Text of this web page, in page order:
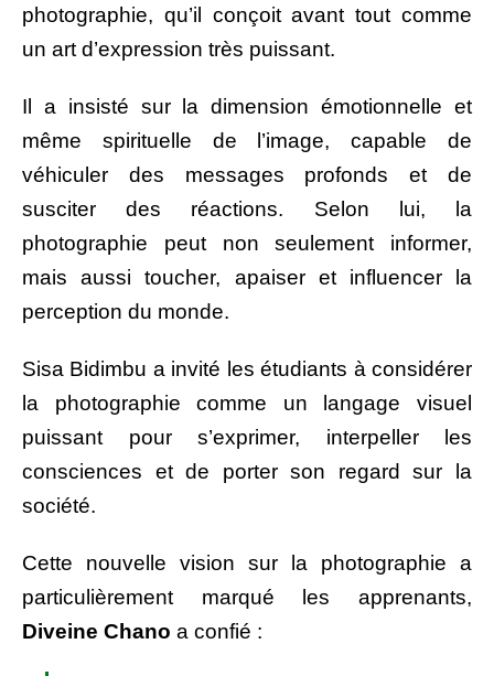
photographie, qu’il conçoit avant tout comme
un art d’expression très puissant.
Il a insisté sur la dimension émotionnelle et
même spirituelle de l’image, capable de
véhiculer des messages profonds et de
susciter des réactions. Selon lui, la
photographie peut non seulement informer,
mais aussi toucher, apaiser et influencer la
perception du monde.
Sisa Bidimbu a invité les étudiants à considérer
la photographie comme un langage visuel
puissant pour s’exprimer, interpeller les
consciences et de porter son regard sur la
société.
Cette nouvelle vision sur la photographie a
particulièrement marqué les apprenants,
Diveine Chano a confié :